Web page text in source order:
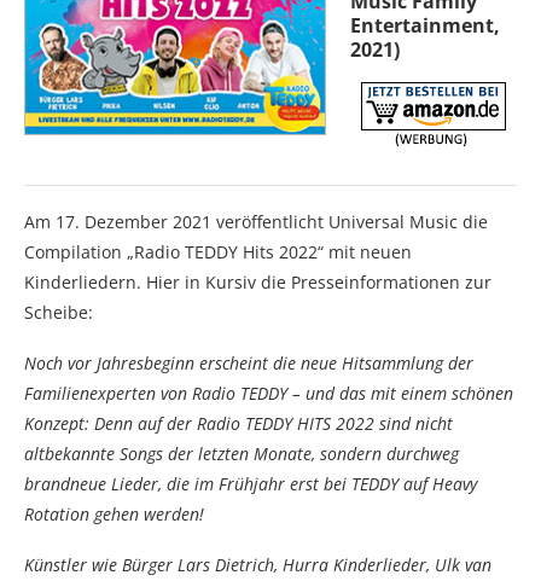
Entertainment,
2021)
Am 17. Dezember 2021 veröffentlicht Universal Music die
Compilation „Radio TEDDY Hits 2022“ mit neuen
Kinderliedern. Hier in Kursiv die Presseinformationen zur
Scheibe:
Noch vor Jahresbeginn erscheint die neue Hitsammlung der
Familienexperten von Radio TEDDY – und das mit einem schönen
Konzept: Denn auf der Radio TEDDY HITS 2022 sind nicht
altbekannte Songs der letzten Monate, sondern durchweg
brandneue Lieder, die im Frühjahr erst bei TEDDY auf Heavy
Rotation gehen werden!
Künstler wie Bürger Lars Dietrich, Hurra Kinderlieder, Ulk van